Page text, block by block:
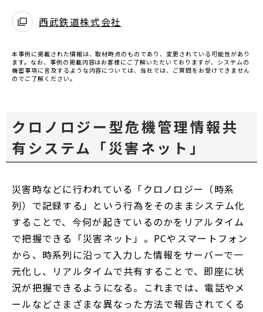
西武鉄道株式会社
本事例に掲載された情報は、取材時点のものであり、変更されている可能性があり
ます。なお、事例の掲載内容はお客様にご了解いただいておりますが、システムの
機密事項に言及するような内容については、当社では、ご質問をお受けできません
のでご了解ください。
クロノロジー型危機管理情報共
有システム「災害ネット」
災害時などに行われている「クロノロジー（時系
列）で記録する」という行為をそのままシステム化
することで、今何が起きているのかをリアルタイム
で把握できる「災害ネット」。PCやスマートフォン
から、時系列に沿って入力した情報をサーバーで一
元化し、リアルタイムで共有することで、即座に状
況が把握できるようになる。これまでは、電話やメ
ールなどさまざまな異なった方法で報告されてくる